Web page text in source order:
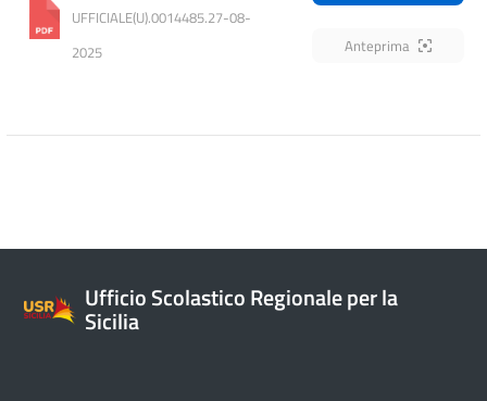
UFFICIALE(U).0014485.27-08-
2025
Anteprima
Ufficio Scolastico Regionale per la
Sicilia